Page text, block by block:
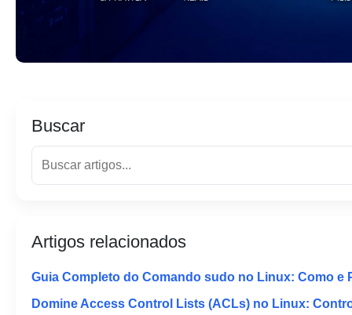
Buscar
Artigos relacionados
Guia Completo do Comando sudo no Linux: Como e
Domine Access Control Lists (ACLs) no Linux: